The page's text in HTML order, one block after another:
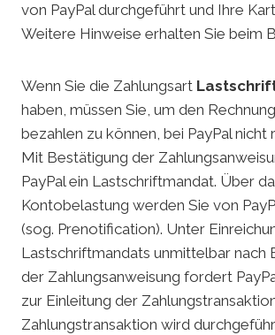
von PayPal durchgeführt und Ihre
Weitere Hinweise erhalten Sie beim
Wenn Sie die Zahlungsart
haben, müssen Sie, um den
bezahlen zu können, bei PayPal nicht
Mit Bestätigung der
PayPal ein Lastschriftmandat. Über
Kontobelastung werden Sie von
(sog. Prenotification). Unter
Lastschriftmandats unmittelbar nach
der Zahlungsanweisung fordert
zur Einleitung der
Zahlungstransaktion wird